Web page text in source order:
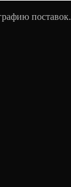
поставок.